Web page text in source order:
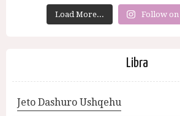
Load More... Follow
Libra
Jeto Dashuro Ushqehu